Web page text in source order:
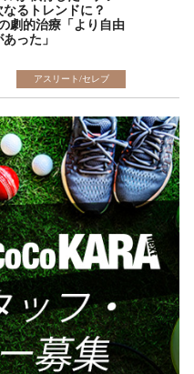
なるトレンドに？
劇的治療「より自由
った」
アスリート/セレブ